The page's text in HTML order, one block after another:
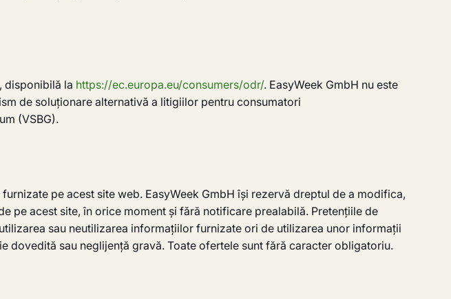
disponibilă la https://ec.europa.eu/consumers/odr/. EasyWeek GmbH nu este
de soluționare alternativă a litigiilor pentru consumatori
(VSBG).
pe acest site web. EasyWeek GmbH își rezervă dreptul de a modifica,
pe acest site, în orice moment și fără notificare prealabilă. Pretențiile de
sau neutilizarea informațiilor furnizate ori de utilizarea unor informații
dovedită sau neglijență gravă. Toate ofertele sunt fără caracter obligatoriu.